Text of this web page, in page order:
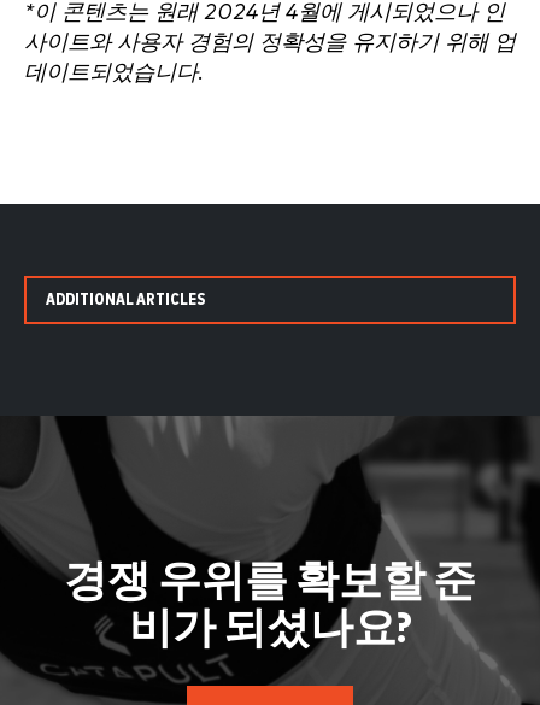
*이 콘텐츠는 원래 2024년 4월에 게시되었으나 인
사이트와 사용자 경험의 정확성을 유지하기 위해 업
데이트되었습니다.
ADDITIONAL ARTICLES
경쟁 우위를 확보할 준
비가 되셨나요?